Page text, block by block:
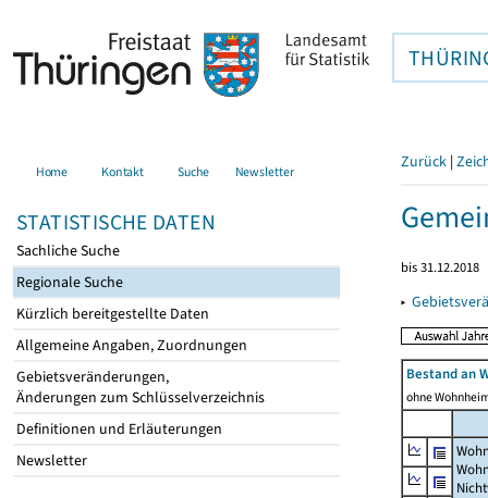
Home Kontakt Suche Newsletter
STATISTISCHE DATEN
Sachliche Suche
Regionale Suche
Kürzlich bereitgestellte Daten
Allgemeine Angaben, Zuordnungen
Gebietsveränderungen,
Änderungen zum Schlüsselverzeichnis
Definitionen und Erläuterungen
Newsletter
Zurück |
bis 31.12.2018
▸
Bestand an
ohne